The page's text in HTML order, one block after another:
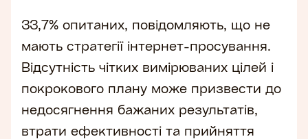
33,7% опитаних, повідомляють, що не
мають стратегії інтернет-просування.
Відсутність чітких вимірюваних цілей і
покрокового плану може призвести до
недосягнення бажаних результатів,
втрати ефективності та прийняття